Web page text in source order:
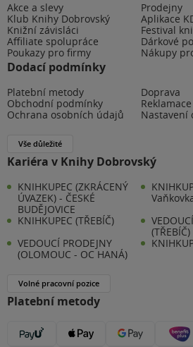
Akce a slevy
Prodejny
Klub Knihy Dobrovský
Aplikace
Knižní závisláci
Festival
Affiliate spolupráce
Dárkové
Poukazy pro firmy
Nákupy
Dodací podmínky
Platební metody
Doprava
Obchodní podmínky
Ochrana osobních údajů
Nastavení
Vše důležité
Kariéra v Knihy Dobrovský
KNIHKUPEC (ZKRÁCENÝ
ÚVAZEK) - ČESKÉ
BUDĚJOVICE
KNIHKUPEC (TŘEBÍČ)
(TŘEBÍČ)
VEDOUCÍ PRODEJNY
(OLOMOUC - OC HANÁ)
Volné pracovní pozice
Platební metody